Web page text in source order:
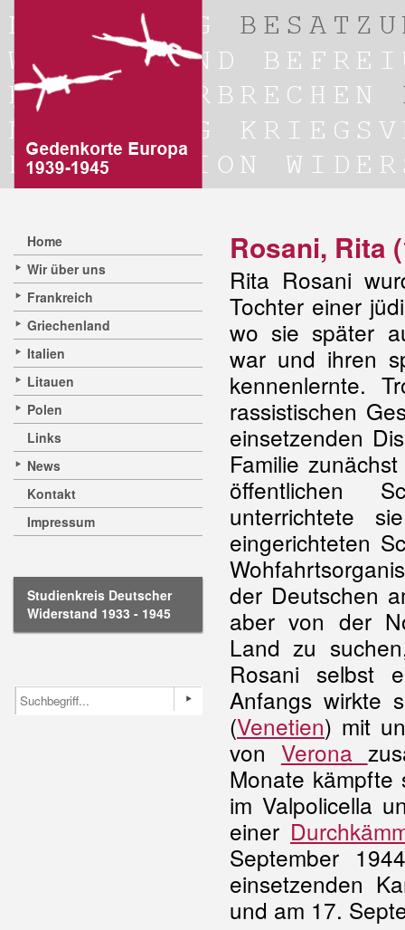
Home
Wir über uns
Frankreich
Griechenland
Italien
Litauen
Polen
Links
News
Kontakt
Impressum
Studienkreis Deutscher
Widerstand 1933 - 1945
Rosani, Rita
Rita Rosani
Tochter einer
wo sie später
war und ihren
kennenlernte.
rassistischen
einsetzenden
Familie
öffentlichen
unterrichtete
eingerichteten
der Deutschen
aber von der
Land zu
Rosani selbst
Anfangs wirkte
(Venetien) mit
von Verona
Monate kämpfte
im Valpolicella
einer
September
einsetzenden
und am 17.